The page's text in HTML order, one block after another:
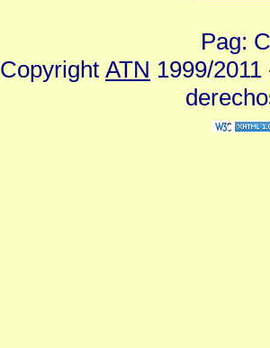
Pag:
Copyright ATN 1999/